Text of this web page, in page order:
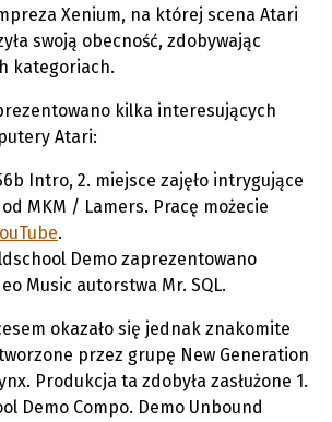
Xenium, na której scena Atari
swoją obecność, zdobywając
kategoriach.
kilka interesujących
Atari:
Intro, 2. miejsce zajęło intrygujące
MKM / Lamers. Pracę możecie
.
Demo zaprezentowano
Music autorstwa Mr. SQL.
okazało się jednak znakomite
przez grupę New Generation
Produkcja ta zdobyła zasłużone 1.
Demo Compo. Demo Unbound